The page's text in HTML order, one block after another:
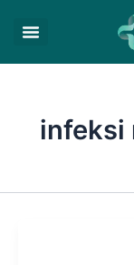
infeksi